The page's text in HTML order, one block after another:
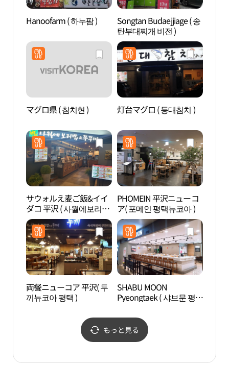
Hanoofarm ( 하누팜 )
Songtan Budaejjiage ( 송
탄부대찌개 비전 )
マグロ県 ( 참치현 ) 灯台マグロ ( 등대참치 )
サウォルえ麦ご飯&イイ
ダコ 平沢 ( 사월에보리밥
&쭈꾸미 평택 )
PHOMEIN 平沢ニューコ
ア( 포메인 평택뉴코아 )
両餐ニューコア 平沢( 두
끼뉴코아 평택 )
SHABU MOON
Pyeongtaek ( 샤브문 평택
もっと見る